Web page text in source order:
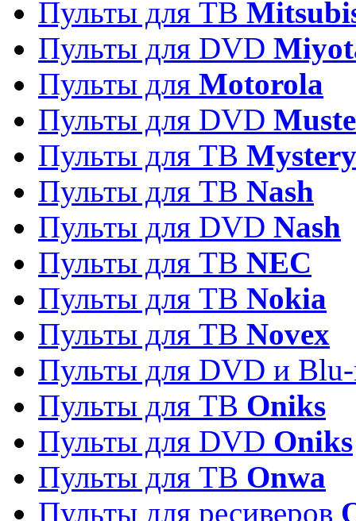
Пульты для TB
Пульты для DVD
Пульты для Motorola
Пульты для DVD
Пульты для ТВ Mystery
Пульты для ТВ Nash
Пульты для DVD Nash
Пульты для ТВ NEC
Пульты для ТВ Nokia
Пульты для ТВ Novex
Пульты для DVD и
Пульты для ТВ Oniks
Пульты для DVD Oniks
Пульты для ТВ Onwa
Пульты для ресиверов